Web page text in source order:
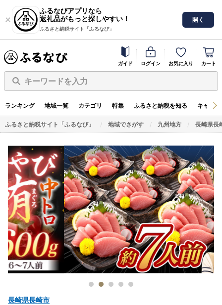
ふるなびアプリなら
返礼品がもっと探しやすい！
ふるさと納税サイト「ふるなび」
開く
ガイド ログイン お気に入り カート
キーワードを入力
ランキング 地域一覧 カテゴリ 特集 ふるさと納税を知る キャン
ふるさと納税サイト「ふるなび」 地域でさがす 九州地方 長崎県長
長崎県長崎市